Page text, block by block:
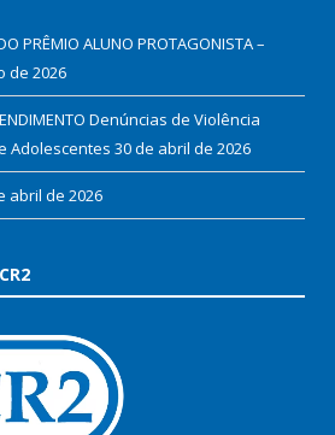
PRÊMIO ALUNO PROTAGONISTA –
de 2026
Denúncias de Violência
Adolescentes 30 de abril de 2026
abril de 2026